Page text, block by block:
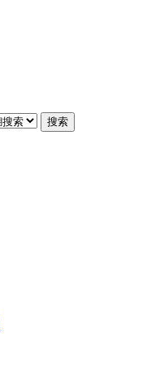
搜索